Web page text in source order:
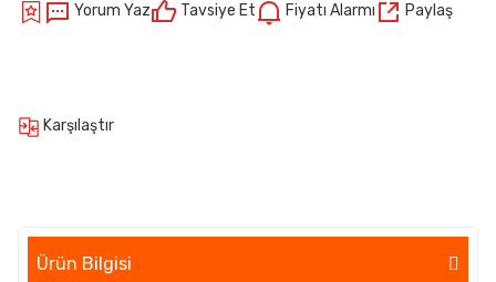
Yorum Yaz Tavsiye Et Fiyatı Alarmı Paylaş
Karşılaştır
Ürün Bilgisi